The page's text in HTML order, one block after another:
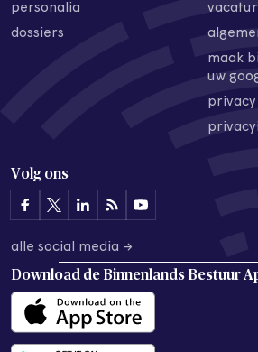
personalia
dossiers
maak
uw
Volg ons
alle social media →
Download de Binnenlands Bestuur